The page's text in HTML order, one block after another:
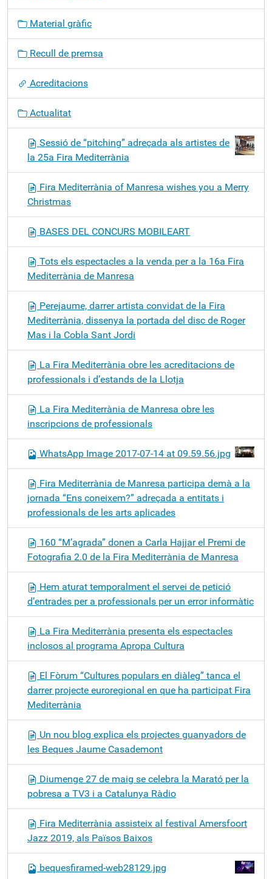
ó
Material gràfic
Recull de premsa
Acreditacions
Actualitat
Sessió de “pitching” adreçada als artistes de
la 25a Fira Mediterrània
Fira Mediterrània of Manresa wishes you a Merry
Christmas
BASES DEL CONCURS MOBILEART
Tots els espectacles a la venda per a la 16a Fira
Mediterrània de Manresa
Perejaume, darrer artista convidat de la Fira
Mediterrània, dissenya la portada del disc de Roger
Mas i la Cobla Sant Jordi
La Fira Mediterrània obre les acreditacions de
professionals i d’estands de la Llotja
La Fira Mediterrània de Manresa obre les
inscripcions de professionals
WhatsApp Image 2017-07-14 at 09.59.56.jpg
Fira Mediterrània de Manresa participa demà a la
jornada “Ens coneixem?” adreçada a entitats i
professionals de les arts aplicades
160 “M’agrada” donen a Carla Hajjar el Premi de
Fotografia 2.0 de la Fira Mediterrània de Manresa
Hem aturat temporalment el servei de petició
d’entrades per a professionals per un error informàtic
La Fira Mediterrània presenta els espectacles
inclosos al programa Apropa Cultura
El Fòrum “Cultures populars en diàleg” tanca el
darrer projecte euroregional en que ha participat Fira
Mediterrània
Un nou blog explica els projectes guanyadors de
les Beques Jaume Casademont
Diumenge 27 de maig se celebra la Marató per la
pobresa a TV3 i a Catalunya Ràdio
Fira Mediterrània assisteix al festival Amersfoort
Jazz 2019, als Països Baixos
bequesfiramed-web28129.jpg